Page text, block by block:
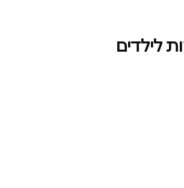
לילדים